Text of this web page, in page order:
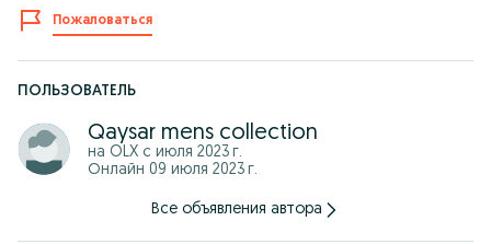
Пожаловаться
ПОЛЬЗОВАТЕЛЬ
Qaysar mens collection
на OLX с июля 2023 г.
Онлайн 09 июля 2023 г.
Все объявления автора